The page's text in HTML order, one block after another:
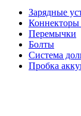
Зарядные
Коннекторы
Перемычки
Болты
Система
Пробка